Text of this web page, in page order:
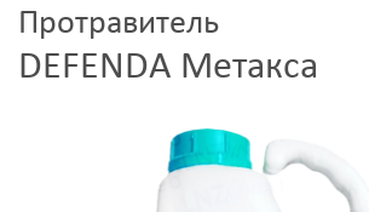
Протравитель
DEFENDA Метакса